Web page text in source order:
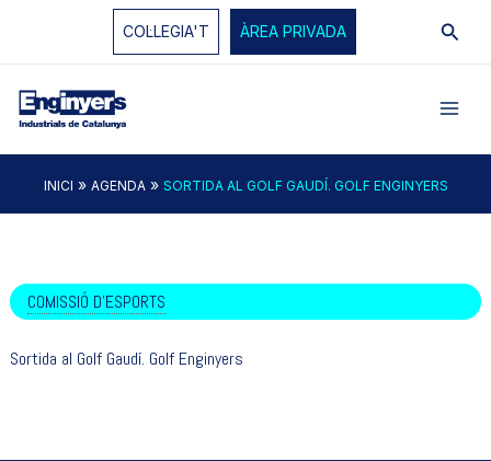
COL·LEGIA'T ÀREA PRIVADA
INICI » AGENDA » SORTIDA AL GOLF GAUDÍ. GOLF ENGINYERS
COMISSIÓ D'ESPORTS
Sortida al Golf Gaudí. Golf Enginyers